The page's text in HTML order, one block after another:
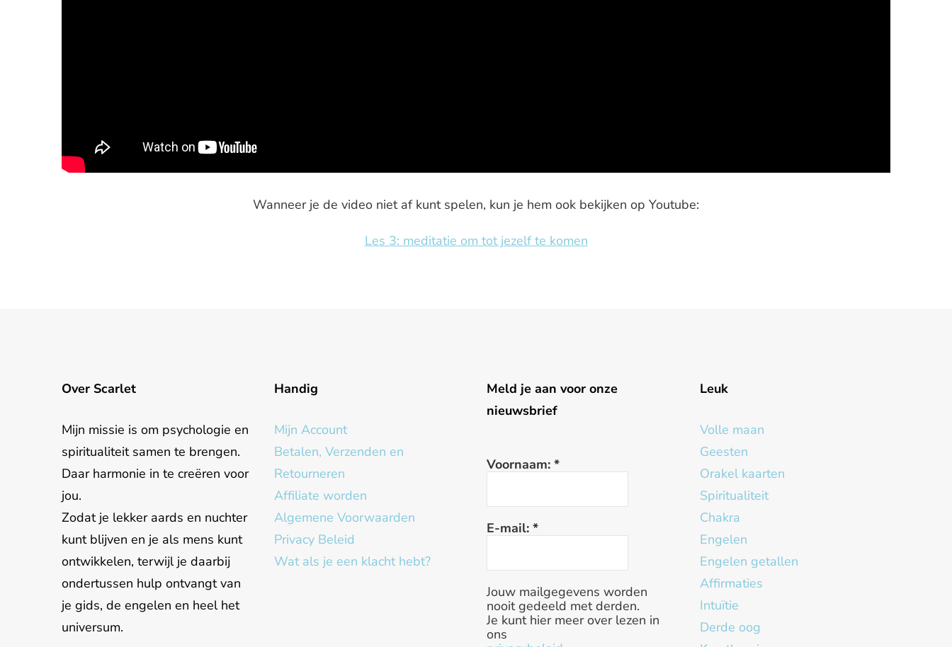
Wanneer je de video niet af kunt spelen, kun je hem ook bekijken op Youtube:
Les 3: meditatie om tot jezelf te komen
Over Scarlet
Mijn missie is om psychologie en
spiritualiteit samen te brengen.
Daar harmonie in te creëren voor
jou.
Zodat je lekker aards en nuchter
kunt blijven en je als mens kunt
ontwikkelen, terwijl je daarbij
ondertussen hulp ontvangt van
je gids, de engelen en heel het
universum.
Handig
Mijn Account
Betalen, Verzenden en
Retourneren
Affiliate worden
Algemene Voorwaarden
Privacy Beleid
Wat als je een klacht hebt?
Meld je aan voor onze
nieuwsbrief
Voornaam:*
E-mail:*
Jouw mailgegevens worden
nooit gedeeld met derden.
Je kunt hier meer over lezen in
ons
Leuk
Volle maan
Geesten
Orakel kaarten
Spiritualiteit
Chakra
Engelen
Engelen getallen
Affirmaties
Intuïtie
Derde oog